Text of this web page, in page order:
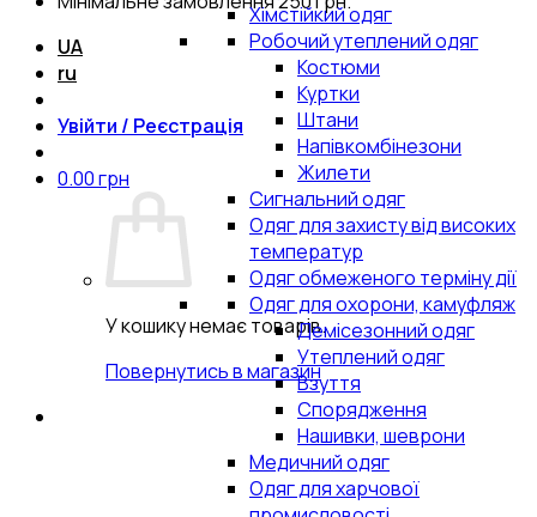
UA
ru
Увійти / Реєстрація
0.00грн
У кошику немає товарів.
Повернутись в магазин
Хімстійкий одяг
Робочий утеплений одяг
Костюми
Куртки
Штани
Напівкомбінезони
Жилети
Сигнальний одяг
Одяг для захисту від високих
температур
Одяг обмеженого терміну дії
Одяг для охорони, камуфляж
Демісезонний одяг
Утеплений одяг
Взуття
Спорядження
Нашивки, шеврони
Медичний одяг
Одяг для харчової